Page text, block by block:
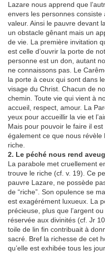
Lazare nous apprend que
envers les personnes
valeur. Ainsi le pauvre devant
un obstacle gênant mais un
de vie. La première invitation
est celle d’ouvrir la porte de
personne est un don, autant
ne connaissons pas. Le
la porte à ceux qui sont dans
visage du Christ. Chacun de
chemin. Toute vie qui vient à
accueil, respect, amour. La
yeux pour accueillir la vie et
Mais pour pouvoir le faire il
également ce que nous révèle
riche.
2. Le péché nous rend
La parabole met cruellement
trouve le riche (cf. v. 19). Ce
pauvre Lazare, ne possède
de “riche”. Son opulence se
est exagérément luxueux. La
précieuse, plus que l’argent
réservée aux divinités (cf. Jr
toile de lin fin contribuait à
sacré. Bref la richesse de cet
qu’elle est exhibée tous les